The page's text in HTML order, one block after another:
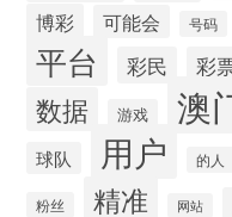
博彩 可能会 号码
平台 彩民 彩
数据 游戏 澳
球队 用户 的人
粉丝 精准 网站